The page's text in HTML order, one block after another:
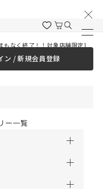
延と停止について
ン / 新規会員登録
ー一覧
く終了！！対象店舗限定10％OFFキャンペーン 】
象店舗限定
】
を開催しております！